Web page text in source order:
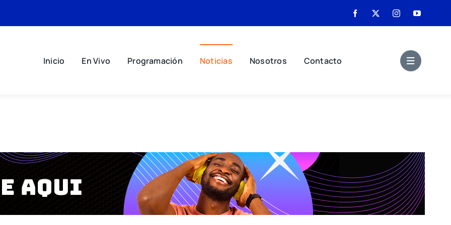
Inicio En Vivo Programación Noticias Nosotros Contacto